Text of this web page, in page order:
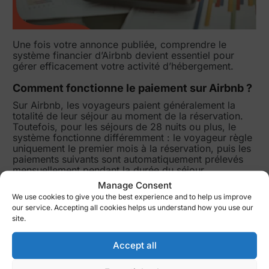
Manage Consent
We use cookies to give you the best experience and to help us improve
our service. Accepting all cookies helps us understand how you use our
site.
Accept all
Une fois votre annonce publiée, comprendre le
système financier d’Airbnb devient essentiel pour
gérer efficacement votre activité d’hébergement.
Comment fonctionne le paiement sur Airbnb ?
Sur Airbnb, les voyageurs paient généralement la
totalité de leur séjour au moment de la réservation.
Toutefois, pour les séjours de 28 nuits ou plus, le
système fonctionne différemment : le voyageur règle
uniquement le premier mois à la réservation, puis les
paiements suivants sont automatiquement prélevés
mensuellement pendant la durée du séjour.
En tant qu’hôte, je reçois habituellement mon
paiement 24 heures après l’arrivée du voyageur. Ce
délai permet de vérifier que tout est conforme aux
attentes des deux parties. Pour les séjours longs, je
suis payé mensuellement après le check-in initial.
Frais de service et commissions